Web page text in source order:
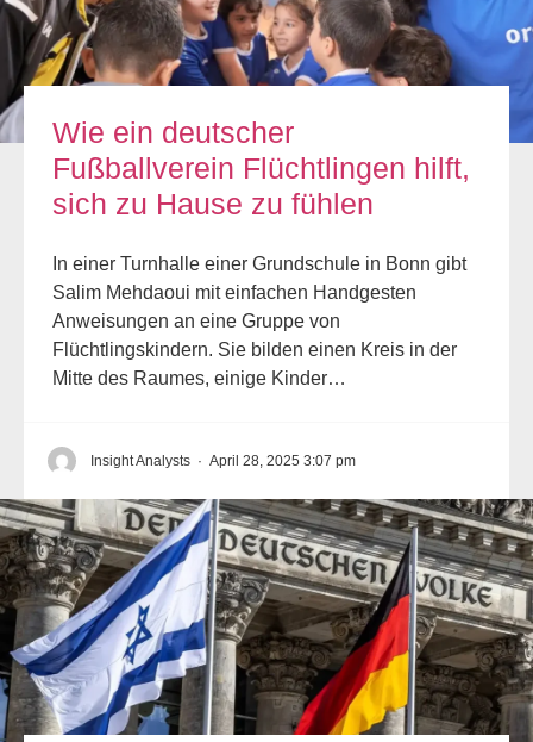
Wie ein deutscher
Fußballverein Flüchtlingen hilft,
sich zu Hause zu fühlen
In einer Turnhalle einer Grundschule in Bonn gibt
Salim Mehdaoui mit einfachen Handgesten
Anweisungen an eine Gruppe von
Flüchtlingskindern. Sie bilden einen Kreis in der
Mitte des Raumes, einige Kinder…
Insight Analysts · April 28, 2025 3:07 pm